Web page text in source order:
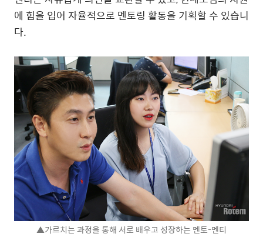
에 힘을 입어 자율적으로 멘토링 활동을 기획할 수 있습니
다.
▲가르치는 과정을 통해 서로 배우고 성장하는 멘토-멘티